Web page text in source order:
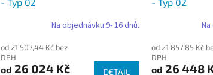
Na objednávku 9- 16 dnů.
od 21 507,44 Kč bez
DPH
od 26 024 Kč DETAIL
od 21 857,85 Kč
DPH
od 26 448